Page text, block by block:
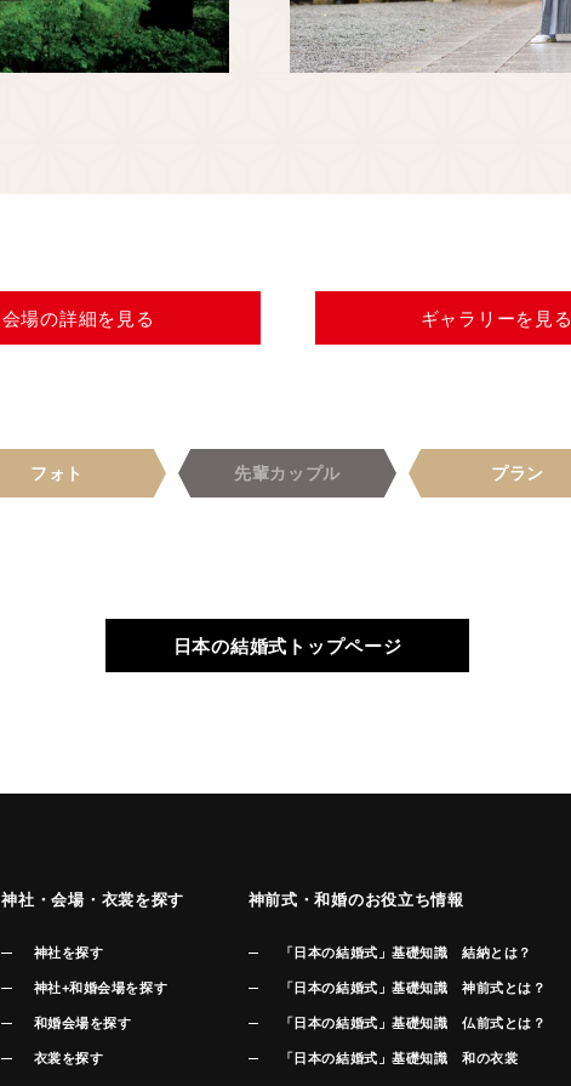
会場の詳細を見る ギャラリーを見る
フォト 先輩カップル プラン
日本の結婚式トップページ
神社・会場・衣裳を探す
神社を探す
神社+和婚会場を探す
和婚会場を探す
衣裳を探す
神前式・和婚のお役立ち情報
「日本の結婚式」基礎知識 結納とは？
「日本の結婚式」基礎知識 神前式とは？
「日本の結婚式」基礎知識 仏前式とは？
「日本の結婚式」基礎知識 和の衣裳